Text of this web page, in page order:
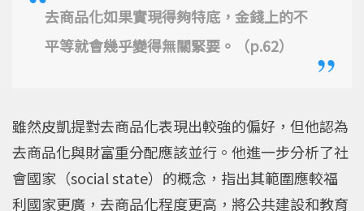
去商品化如果實現得夠特底，金錢上的不
平等就會幾乎變得無關緊要。（p.62）
雖然皮凱提對去商品化表現出較強的偏好，但他認為
去商品化與財富重分配應該並行。他進一步分析了社
會國家（social state）的概念，指出其範圍應較福
利國家更廣，去商品化程度更高，將公共建設和教育